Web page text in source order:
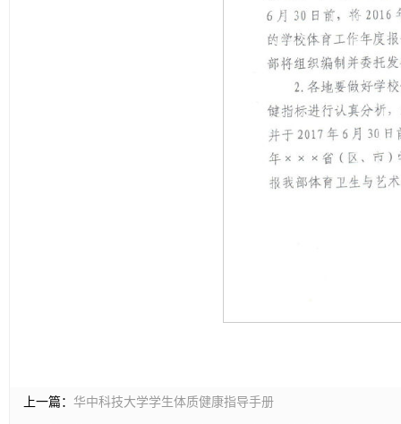
上一篇： 华中科技大学学生体质健康指导手册